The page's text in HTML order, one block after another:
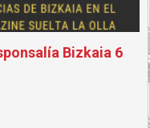
Bizkaia 6